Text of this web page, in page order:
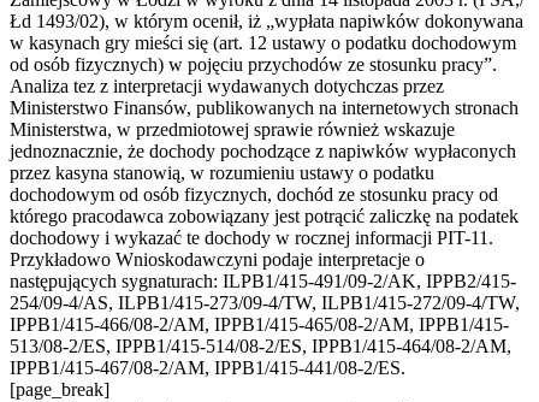
Łd 1493/02), w którym ocenił, iż „wypłata napiwków dokonywana
w kasynach gry mieści się (art. 12 ustawy o podatku dochodowym
od osób fizycznych) w pojęciu przychodów ze stosunku pracy”.
Analiza tez z interpretacji wydawanych dotychczas przez
Ministerstwo Finansów, publikowanych na internetowych stronach
Ministerstwa, w przedmiotowej sprawie również wskazuje
jednoznacznie, że dochody pochodzące z napiwków wypłaconych
przez kasyna stanowią, w rozumieniu ustawy o podatku
dochodowym od osób fizycznych, dochód ze stosunku pracy od
którego pracodawca zobowiązany jest potrącić zaliczkę na podatek
dochodowy i wykazać te dochody w rocznej informacji PIT-11.
Przykładowo Wnioskodawczyni podaje interpretacje o
następujących sygnaturach: ILPB1/415-491/09-2/AK, IPPB2/415-
254/09-4/AS, ILPB1/415-273/09-4/TW, ILPB1/415-272/09-4/TW,
IPPB1/415-466/08-2/AM, IPPB1/415-465/08-2/AM, IPPB1/415-
513/08-2/ES, IPPB1/415-514/08-2/ES, IPPB1/415-464/08-2/AM,
IPPB1/415-467/08-2/AM, IPPB1/415-441/08-2/ES.
[page_break]